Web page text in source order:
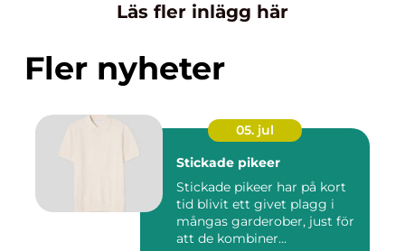
Läs fler inlägg här
Fler nyheter
05. jul
Stickade pikeer
Stickade pikeer har på kort
tid blivit ett givet plagg i
mångas garderober, just för
att de kombiner...